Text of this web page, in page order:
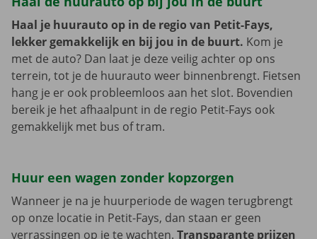
Haal je huurauto op in de regio van Petit-Fays,
lekker gemakkelijk en bij jou in de buurt. Kom je
met de auto? Dan laat je deze veilig achter op ons
terrein, tot je de huurauto weer binnenbrengt. Fietsen
hang je er ook probleemloos aan het slot. Bovendien
bereik je het afhaalpunt in de regio Petit-Fays ook
gemakkelijk met bus of tram.
Huur een wagen zonder kopzorgen
Wanneer je na je huurperiode de wagen terugbrengt
op onze locatie in Petit-Fays, dan staan er geen
verrassingen op je te wachten. Transparante prijzen